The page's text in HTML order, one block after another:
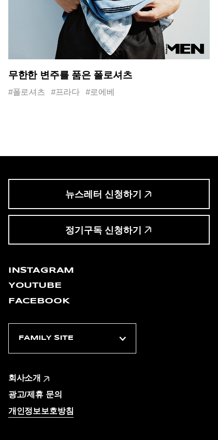
무한한 변주를 품은 폴로셔츠
#폴로셔츠 #프라다 #로에베
뉴스레터 신청하기
정기구독 신청하기
INSTAGRAM
YOUTUBE
FACEBOOK
회사소개
광고/제휴 문의
개인정보보호방침